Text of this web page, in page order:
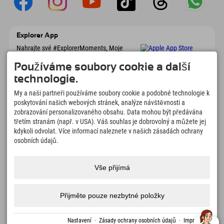
Explorer App
Nahrajte své #ExplorerMoments, Moje
seznamem míst, která chcete navštívit,
přehledem restaurací a mnoha dalšími
věcmi. Stáhněte si hned!
Čas na chvilky objevitelů
166
Horská jezera a
dobrodružné bazény
4.634km
Sjezdovky pro lyžování a
Stezky pro pěší turistiku a
Impressum Ochrana Přístupnost tisk Certifikáty
udržitelnosti
Volná
místa
Čeština
Používáme soubory cookie a další
technologie.
My a naši partneři používáme soubory cookie a podobné technologie k
poskytování našich webových stránek, analýze návštěvnosti a
zobrazování personalizovaného obsahu. Data mohou být předávána
třetím stranám (např. v USA). Váš souhlas je dobrovolný a můžete jej
kdykoli odvolat. Více informací naleznete v našich zásadách ochrany
osobních údajů.
Vše přijímá
Přijměte pouze nezbytné položky
Nastavení · Zásady ochrany osobních údajů · Impressum